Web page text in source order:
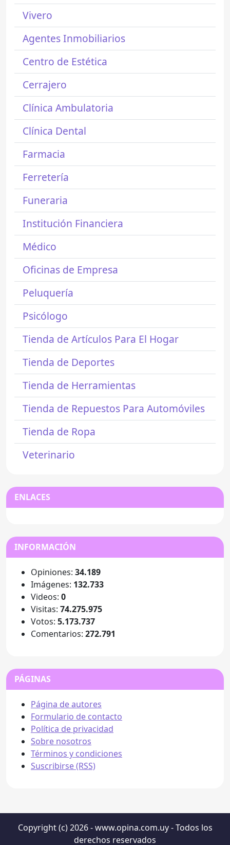
Vivero
Agentes Inmobiliarios
Centro de Estética
Cerrajero
Clínica Ambulatoria
Clínica Dental
Farmacia
Ferretería
Funeraria
Institución Financiera
Médico
Oficinas de Empresa
Peluquería
Psicólogo
Tienda de Artículos Para El Hogar
Tienda de Deportes
Tienda de Herramientas
Tienda de Repuestos Para Automóviles
Tienda de Ropa
Veterinario
ENLACES
INFORMACIÓN
Opiniones: 34.189
Imágenes: 132.733
Videos: 0
Visitas: 74.275.975
Votos: 5.173.737
Comentarios: 272.791
PÁGINAS
Página de autores
Formulario de contacto
Política de privacidad
Sobre nosotros
Términos y condiciones
Suscribirse (RSS)
Copyright (c) 2026 - www.opina.com.uy - Todos los
derechos reservados